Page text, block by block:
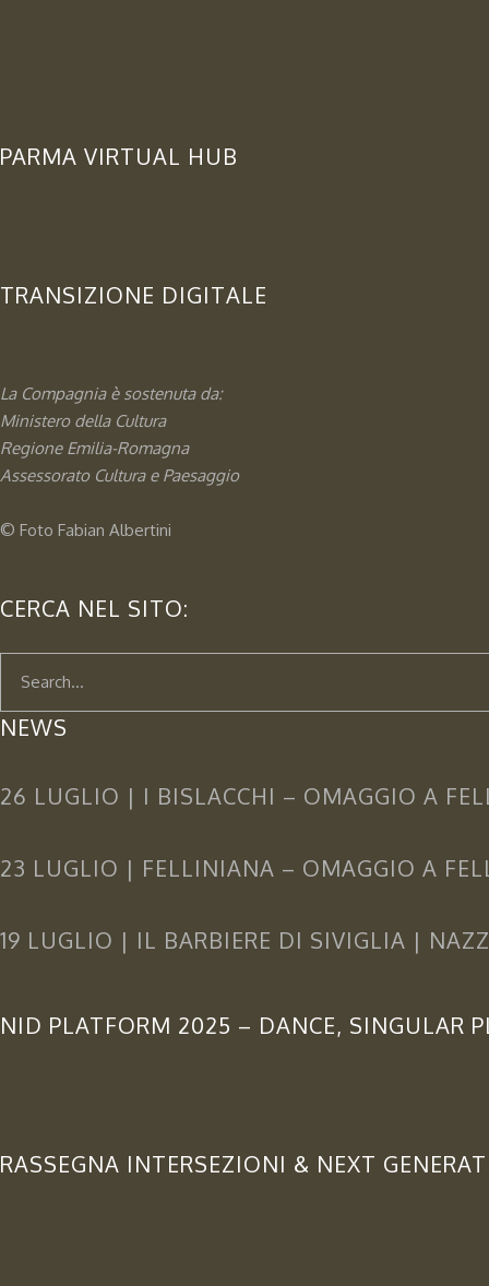
PARMA VIRTUAL HUB
TRANSIZIONE DIGITALE
La Compagnia è sostenuta da:
Ministero della Cultura
Regione Emilia-Romagna
Assessorato Cultura e Paesaggio
© Foto Fabian Albertini
CERCA NEL SITO:
NEWS
26 LUGLIO | I BISLACCHI – OMAGGIO A
23 LUGLIO | FELLINIANA – OMAGGIO A
19 LUGLIO | IL BARBIERE DI SIVIGLIA |
NID PLATFORM 2025 – DANCE, SINGULAR
RASSEGNA INTERSEZIONI & NEXT